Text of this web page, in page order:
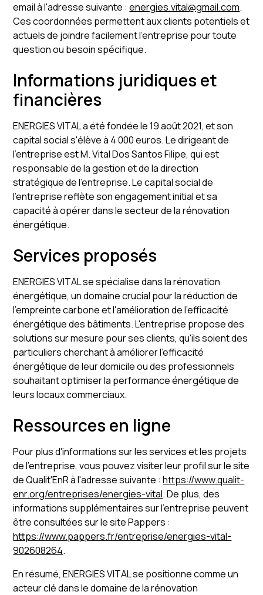
email à l'adresse suivante :energies.vital@gmail.com.
Ces coordonnées permettent aux clients potentiels et
actuels de joindre facilement l'entreprise pour toute
question ou besoin spécifique.
Informations juridiques et
financières
ENERGIES VITAL a été fondée le 19 août 2021, et son
capital social s'élève à 4 000 euros. Le dirigeant de
l'entreprise est M. Vital Dos Santos Filipe, qui est
responsable de la gestion et de la direction
stratégique de l'entreprise. Le capital social de
l'entreprise reflète son engagement initial et sa
capacité à opérer dans le secteur de la rénovation
énergétique.
Services proposés
ENERGIES VITAL se spécialise dans la rénovation
énergétique, un domaine crucial pour la réduction de
l'empreinte carbone et l'amélioration de l'efficacité
énergétique des bâtiments. L'entreprise propose des
solutions sur mesure pour ses clients, qu'ils soient des
particuliers cherchant à améliorer l'efficacité
énergétique de leur domicile ou des professionnels
souhaitant optimiser la performance énergétique de
leurs locaux commerciaux.
Ressources en ligne
Pour plus d'informations sur les services et les projets
de l'entreprise, vous pouvez visiter leur profil sur le site
de Qualit'EnR à l'adresse suivante :https://www.qualit-
enr.org/entreprises/energies-vital. De plus, des
informations supplémentaires sur l'entreprise peuvent
être consultées sur le site Pappers :
https://www.pappers.fr/entreprise/energies-vital-
902608264.
En résumé, ENERGIES VITAL se positionne comme un
acteur clé dans le domaine de la rénovation